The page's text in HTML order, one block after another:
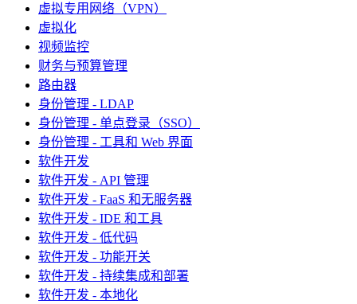
虚拟专用网络（VPN）
虚拟化
视频监控
财务与预算管理
路由器
身份管理 - LDAP
身份管理 - 单点登录（SSO）
身份管理 - 工具和 Web 界面
软件开发
软件开发 - API 管理
软件开发 - FaaS 和无服务器
软件开发 - IDE 和工具
软件开发 - 低代码
软件开发 - 功能开关
软件开发 - 持续集成和部署
软件开发 - 本地化